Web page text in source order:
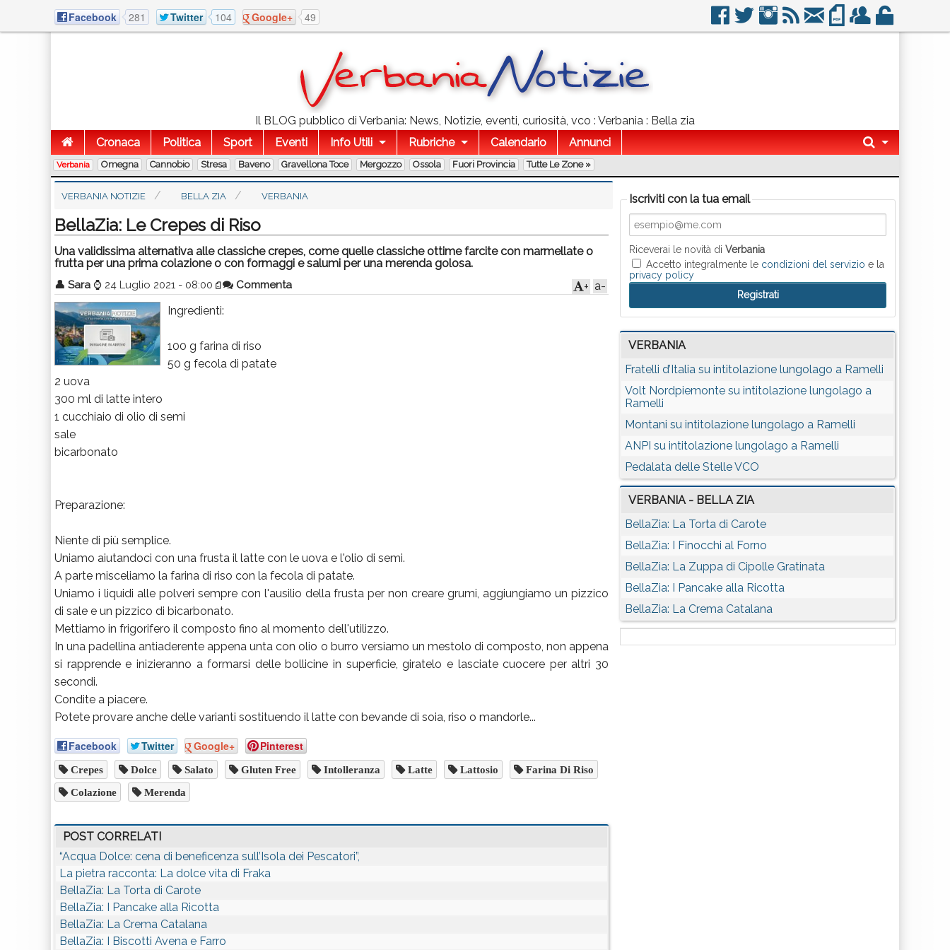
Facebook 281 Twitter 104 Google+ 49
Il BLOG pubblico di Verbania: News, Notizie, eventi, curiosità, vco : Verbania : Bella zia
Cronaca
Politica Sport Eventi Info Utili Rubriche Calendario Annunci
Verbania Omegna Cannobio Stresa Baveno Gravellona Toce Mergozzo Ossola Fuori Provincia Tutte Le Zone »
VERBANIA NOTIZIE BELLA ZIA VERBANIA
BellaZia: Le Crepes di Riso
Una validissima alternativa alle classiche crepes, come quelle classiche ottime farcite con marmellate o
frutta per una prima colazione o con formaggi e salumi per una merenda golosa.
👤 Sara ⌚ 24 Luglio 2021 - 08:00 Commenta a-
+
Ingredienti:
100 g farina di riso
50 g fecola di patate
2 uova
300 ml di latte intero
1 cucchiaio di olio di semi
sale
bicarbonato
Preparazione:
Niente di più semplice.
Uniamo aiutandoci con una frusta il latte con le uova e l'olio di semi.
A parte misceliamo la farina di riso con la fecola di patate.
Uniamo i liquidi alle polveri sempre con l'ausilio della frusta per non creare grumi, aggiungiamo un pizzico
di sale e un pizzico di bicarbonato.
Mettiamo in frigorifero il composto fino al momento dell'utilizzo.
In una padellina antiaderente appena unta con olio o burro versiamo un mestolo di composto, non appena
si rapprende e inizieranno a formarsi delle bollicine in superficie, giratelo e lasciate cuocere per altri 30
secondi.
Condite a piacere.
Potete provare anche delle varianti sostituendo il latte con bevande di soia, riso o mandorle...
Facebook Twitter Google+ Pinterest
Crepes Dolce Salato Gluten Free Intolleranza Latte Lattosio Farina Di Riso
Colazione Merenda
POST CORRELATI
“Acqua Dolce: cena di beneficenza sull’Isola dei Pescatori”,
La pietra racconta: La dolce vita di Fraka
BellaZia: La Torta di Carote
BellaZia: I Pancake alla Ricotta
BellaZia: La Crema Catalana
BellaZia: I Biscotti Avena e Farro
Iscriviti con la tua email
Riceverai le novità diVerbania
Accetto integralmente le condizioni del servizio e la
privacy policy
VERBANIA
Fratelli d’Italia su intitolazione lungolago a Ramelli
Volt Nordpiemonte su intitolazione lungolago a
Ramelli
Montani su intitolazione lungolago a Ramelli
ANPI su intitolazione lungolago a Ramelli
Pedalata delle Stelle VCO
VERBANIA - BELLA ZIA
BellaZia: La Torta di Carote
BellaZia: I Finocchi al Forno
BellaZia: La Zuppa di Cipolle Gratinata
BellaZia: I Pancake alla Ricotta
BellaZia: La Crema Catalana